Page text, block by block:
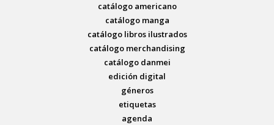
catálogo americano
catálogo manga
catálogo libros ilustrados
catálogo merchandising
catálogo danmei
edición digital
géneros
etiquetas
agenda